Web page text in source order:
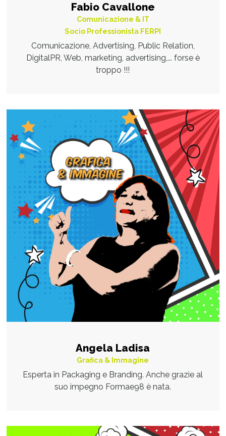
Fabio Cavallone
Comunicazione & IT
Socio Professionista FERPI
Comunicazione, Advertising, Public Relation,
DigitalPR, Web, marketing, advertising,... forse è
troppo !!!
Angela Ladisa
Grafica & Immagine
Esperta in Packaging e Branding. Anche grazie al
suo impegno Formae98 è nata.